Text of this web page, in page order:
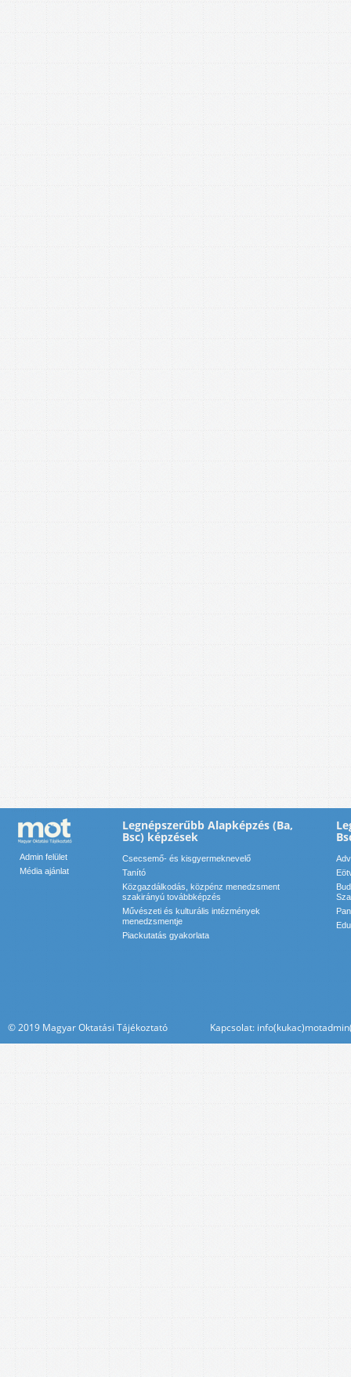
Admin felület
Média ajánlat
Legnépszerűbb Alapképzés (Ba,
Bsc) képzések
Csecsemő- és kisgyermeknevelő
Tanító
Közgazdálkodás, közpénz menedzsment
szakirányú továbbképzés
Művészeti és kulturális intézmények
menedzsmentje
Piackutatás gyakorlata
© 2019 Magyar Oktatási Tájékoztató Kapcsolat: